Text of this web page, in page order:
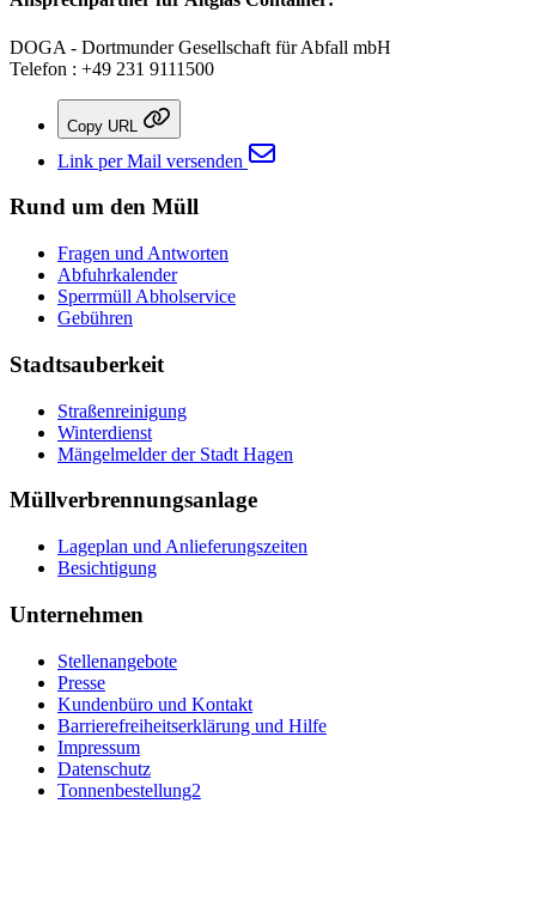
DOGA - Dortmunder Gesellschaft für Abfall mbH
Telefon : +49 231 9111500
Copy URL
Link per Mail versenden
Rund um den Müll
Fragen und Antworten
Abfuhrkalender
Sperrmüll Abholservice
Gebühren
Stadtsauberkeit
Straßenreinigung
Winterdienst
Mängelmelder der Stadt Hagen
Müllverbrennungsanlage
Lageplan und Anlieferungszeiten
Besichtigung
Unternehmen
Stellenangebote
Presse
Kundenbüro und Kontakt
Barrierefreiheitserklärung und Hilfe
Impressum
Datenschutz
Tonnenbestellung2